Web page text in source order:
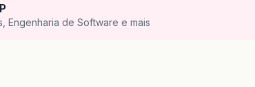
Engenharia de Software e mais